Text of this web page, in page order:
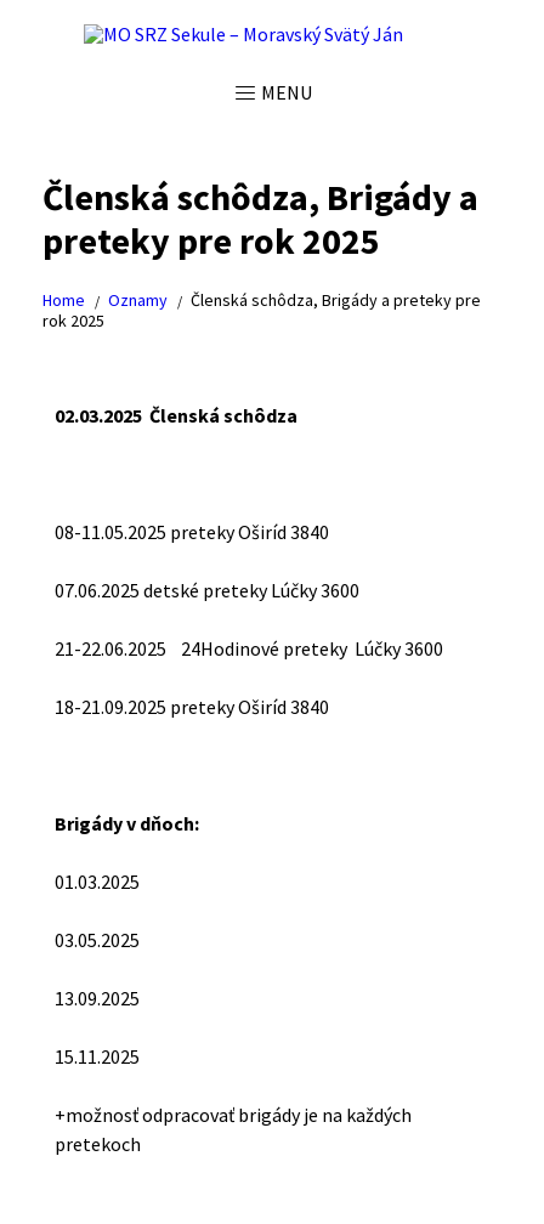
MENU
Členská schôdza, Brigády a
preteky pre rok 2025
Home Oznamy
Členská schôdza, Brigády a preteky pre
rok 2025
02.03.2025 Členská schôdza
08-11.05.2025 preteky Oširíd 3840
07.06.2025 detské preteky Lúčky 3600
21-22.06.2025 24Hodinové preteky Lúčky 3600
18-21.09.2025 preteky Oširíd 3840
Brigády v dňoch:
01.03.2025
03.05.2025
13.09.2025
15.11.2025
+možnosť odpracovať brigády je na každých
pretekoch